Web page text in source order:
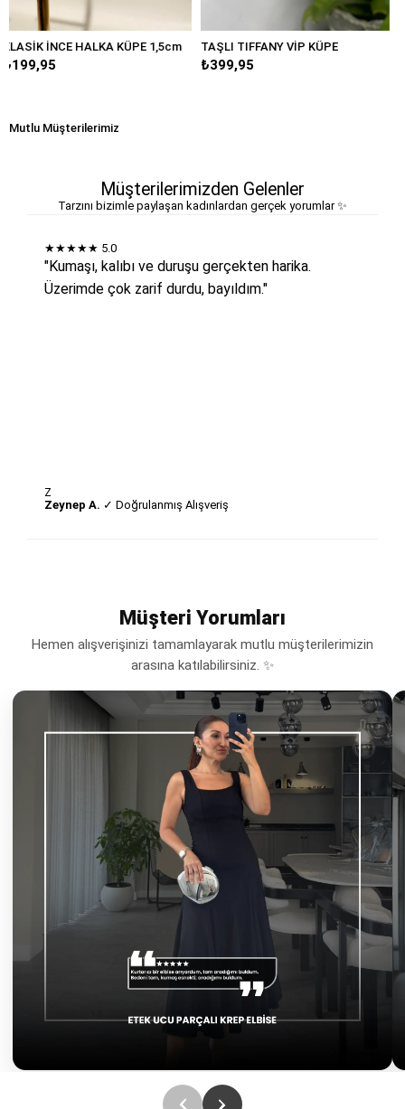
KÜPE 1,5cm TAŞLI TIFFANY VİP KÜPE BÜYÜK DAMLA
Mutlu Müşterilerimiz
Müşterilerimizden Gelenler
Tarzını bizimle paylaşan kadınlardan gerçek yorumlar ✨
★★★★★ 5.0
"Kumaşı, kalıbı ve duruşu gerçekten harika.
Üzerimde çok zarif durdu, bayıldım."
Z
Zeynep A. ✓ Doğrulanmış Alışveriş
Müşteri Yorumları
Hemen alışverişinizi tamamlayarak mutlu müşterilerimizin
arasına katılabilirsiniz. ✨